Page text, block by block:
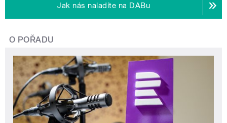
Jak nás naladíte na DABu
O POŘADU